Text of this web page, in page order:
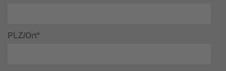
PLZ/Ort*